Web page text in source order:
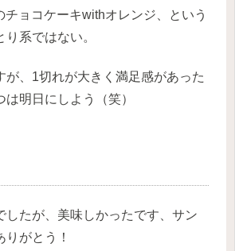
チョコケーキwithオレンジ、という
系ではない。
が、1切れが大きく満足感があった
明日にしよう（笑）
したが、美味しかったです、サン
がとう！